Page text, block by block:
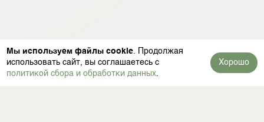
Мы используем файлы cookie. Продолжая
использовать сайт, вы соглашаетесь с
политикой сбора и обработки данных.
Хорошо